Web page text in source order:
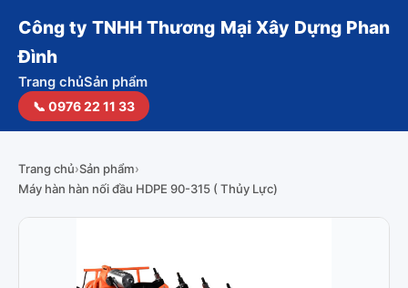
Công ty TNHH Thương Mại Xây Dựng Phan
Đình
Trang chủSản phẩm
📞 0976 22 11 33
Trang chủ›Sản phẩm›
Máy hàn hàn nối đầu HDPE 90-315 ( Thủy Lực)